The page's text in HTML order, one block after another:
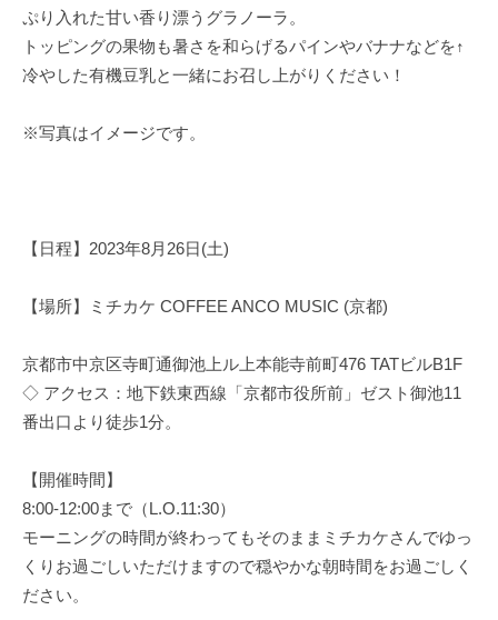
ぷり入れた甘い香り漂うグラノーラ。
トッピングの果物も暑さを和らげるパインやバナナなどを↑
冷やした有機豆乳と一緒にお召し上がりください！
※写真はイメージです。
【日程】2023年8月26日(土)
【場所】ミチカケ COFFEE ANCO MUSIC (京都)
京都市中京区寺町通御池上ル上本能寺前町476 TATビルB1F
◇ アクセス：地下鉄東西線「京都市役所前」ゼスト御池11
番出口より徒歩1分。
【開催時間】
8:00-12:00まで（L.O.11:30）
モーニングの時間が終わってもそのままミチカケさんでゆっ
くりお過ごしいただけますので穏やかな朝時間をお過ごしく
ださい。